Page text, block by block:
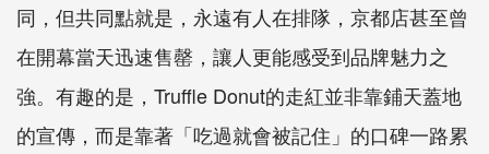
同，但共同點就是，永遠有人在排隊，京都店甚至曾
在開幕當天迅速售罄，讓人更能感受到品牌魅力之
強。有趣的是，Truffle Donut的走紅並非靠鋪天蓋地
的宣傳，而是靠著「吃過就會被記住」的口碑一路累